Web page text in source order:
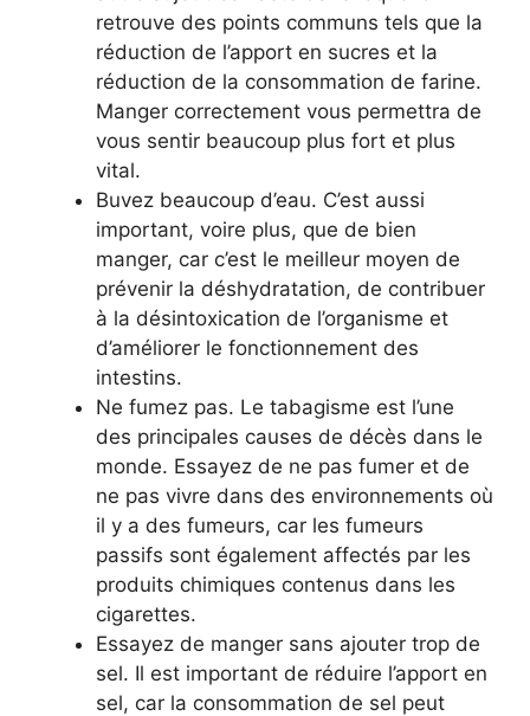
retrouve des points communs tels que la
réduction de l’apport en sucres et la
réduction de la consommation de farine.
Manger correctement vous permettra de
vous sentir beaucoup plus fort et plus
vital.
Buvez beaucoup d’eau. C’est aussi
important, voire plus, que de bien
manger, car c’est le meilleur moyen de
prévenir la déshydratation, de contribuer
à la désintoxication de l’organisme et
d’améliorer le fonctionnement des
intestins.
Ne fumez pas. Le tabagisme est l’une
des principales causes de décès dans le
monde. Essayez de ne pas fumer et de
ne pas vivre dans des environnements où
il y a des fumeurs, car les fumeurs
passifs sont également affectés par les
produits chimiques contenus dans les
cigarettes.
Essayez de manger sans ajouter trop de
sel. Il est important de réduire l’apport en
sel, car la consommation de sel peut